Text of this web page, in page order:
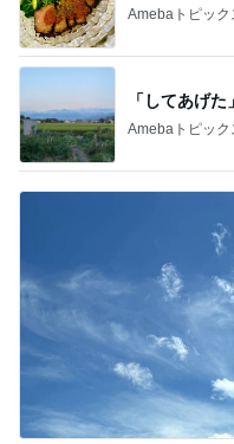
Amebaトピック
「してあげ
Amebaトピック